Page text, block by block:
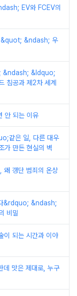
EV와 FCEV의
&quot; &ndash; 우
&ndash; &ldquo;
침공과 제2차 세계
안 되는 이유
같은 일, 다른 대우
만든 현실의 벽
왜 갱단 범죄의 온상
&rdquo; &ndash;
비밀
이 되는 시간과 이야
데 맛은 제대로, 누구